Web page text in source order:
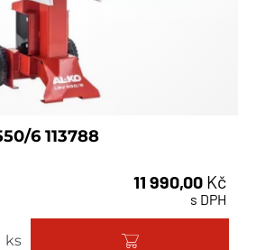
6 113788
11 990,00 Kč
s DPH
ks